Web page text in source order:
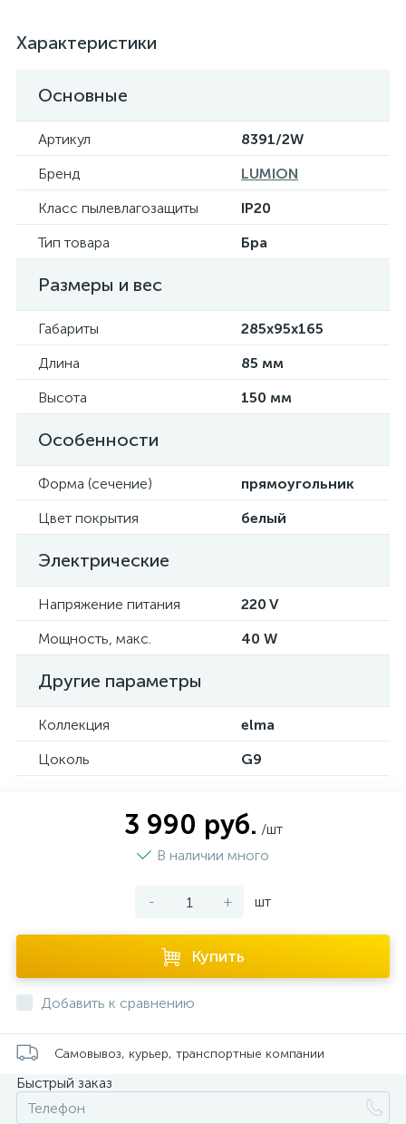
Характеристики
Основные
Артикул
8391/2W
Бренд
LUMION
Класс пылевлагозащиты
IP20
Тип товара
Бра
Размеры и вес
Габариты
285х95х165
Длина
85 мм
Высота
150 мм
Особенности
Форма (сечение)
прямоугольник
Цвет покрытия
белый
Электрические
Напряжение питания
220 V
Мощность, макс.
40 W
Другие параметры
Коллекция
elma
Цоколь
G9
3 990 руб. /шт
В наличии много
- + шт
Купить
Добавить к сравнению
Самовывоз, курьер, транспортные компании
Быстрый заказ